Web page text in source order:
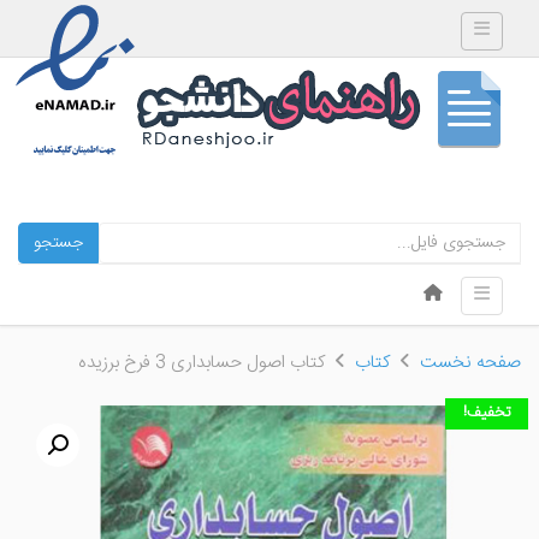
Toggle navigation
جستجو
Menu
Skip to content
Toggle navigation
صفحه نخست کتاب کتاب اصول حسابداری 3 فرخ برزیده
تخفیف!